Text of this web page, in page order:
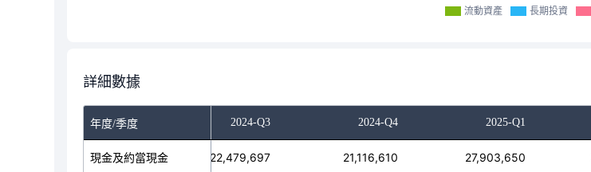
流動資產 長期投資
詳細數據
年度/季度
2024-Q2 2024-Q3 2024-Q4 2025-Q1
現金及約當現金
24,212,481 22,479,697 21,116,610 27,903,650